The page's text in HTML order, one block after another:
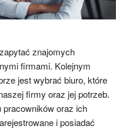
znajomych
firmami. Kolejnym
jest wybrać biuro, które
firmy oraz jej potrzeb.
pracowników oraz ich
i posiadać